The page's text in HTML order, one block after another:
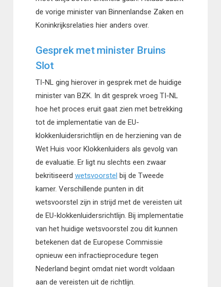
de vorige minister van Binnenlandse Zaken en
Koninkrijksrelaties hier anders over.
Gesprek met minister Bruins
Slot
TI-NL ging hierover in gesprek met de huidige
minister van BZK. In dit gesprek vroeg TI-NL
hoe het proces eruit gaat zien met betrekking
tot de implementatie van de EU-
klokkenluidersrichtlijn en de herziening van de
Wet Huis voor Klokkenluiders als gevolg van
de evaluatie. Er ligt nu slechts een zwaar
bekritiseerd wetsvoorstel bij de Tweede
kamer. Verschillende punten in dit
wetsvoorstel zijn in strijd met de vereisten uit
de EU-klokkenluidersrichtlijn. Bij implementatie
van het huidige wetsvoorstel zou dit kunnen
betekenen dat de Europese Commissie
opnieuw een infractieprocedure tegen
Nederland begint omdat niet wordt voldaan
aan de vereisten uit de richtlijn.